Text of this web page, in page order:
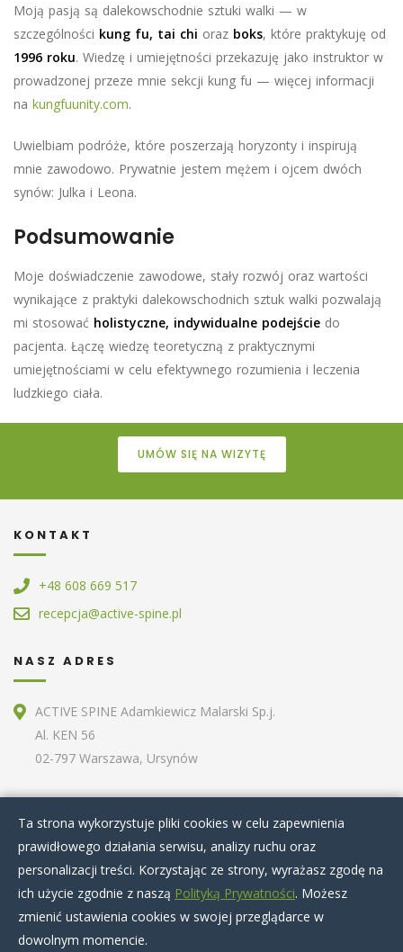
Moją pasją są dalekowschodnie sztuki walki — w
szczególności kung fu, tai chi oraz boks, które praktykuję od
1996 roku. Wiedzę i umiejętności przekazuję jako instruktor w
prowadzonej przeze mnie sekcji kung fu — więcej informacji
na kungfuunity.com.
Uwielbiam podróże, które poszerzają horyzonty i inspirują
mnie zawodowo. Prywatnie jestem mężem i ojcem dwóch
synów: Julka i Leona.
Podsumowanie
Moje doświadczenie zawodowe, stały rozwój oraz wartości
wynikające z praktyki dalekowschodnich sztuk walki pozwalają
mi stosować holistyczne, indywidualne podejście do
pacjenta. Łączę wiedzę teoretyczną z praktycznymi
umiejętnościami w celu efektywnego rozumienia i leczenia
ludzkiego ciała.
UMÓW SIĘ NA WIZYTĘ
KONTAKT
+48 608 669 517
recepcja@active-spine.pl
NASZ ADRES
ACTIVE SPINE Adamkiewicz Malarski Sp.j.
Al. KEN 56
02-797 Warszawa, Ursynów
O nas
Terapie specjalistyczne
Zabiegi kosmetyczne
Artykuły
Nasz zespół
Cennik
Kontakt
Ta strona wykorzystuje pliki cookies w celu zapewnienia
prawidłowego działania serwisu, analizy ruchu oraz
personalizacji treści. Korzystając ze strony, wyrażasz zgodę na
ich użycie zgodnie z naszą Polityką Prywatności. Możesz
zmienić ustawienia cookies w swojej przeglądarce w
dowolnym momencie.